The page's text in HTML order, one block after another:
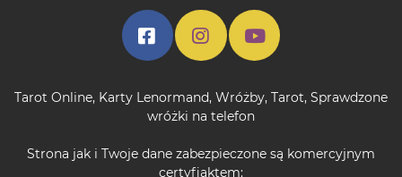
Tarot Online, Karty Lenormand, Wróżby, Tarot, Sprawdzone
wróżki na telefon
Strona jak i Twoje dane zabezpieczone są komercyjnym
certyfiaktem: